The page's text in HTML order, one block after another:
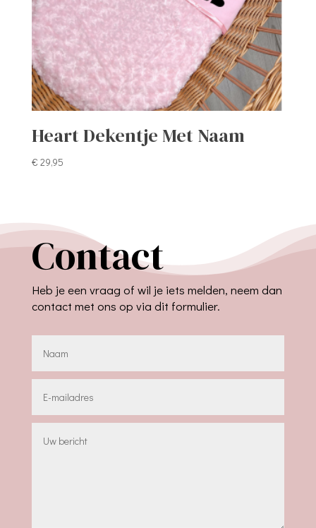
Heart Dekentje Met Naam
€ 29,95
Contact
Heb je een vraag of wil je iets melden, neem dan
contact met ons op via dit formulier.